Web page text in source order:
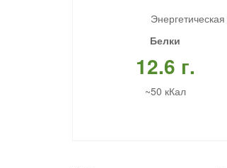
Белки
12.6 г.
~50 кКал